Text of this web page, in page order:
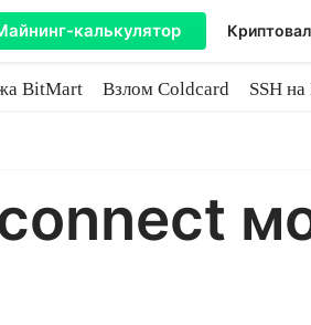
калькулятор
BitMart Взлом Coldcard SSH